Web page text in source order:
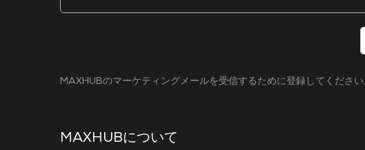
MAXHUBについて
MAXHUBのマーケティングメールを受信するために登録してくださ